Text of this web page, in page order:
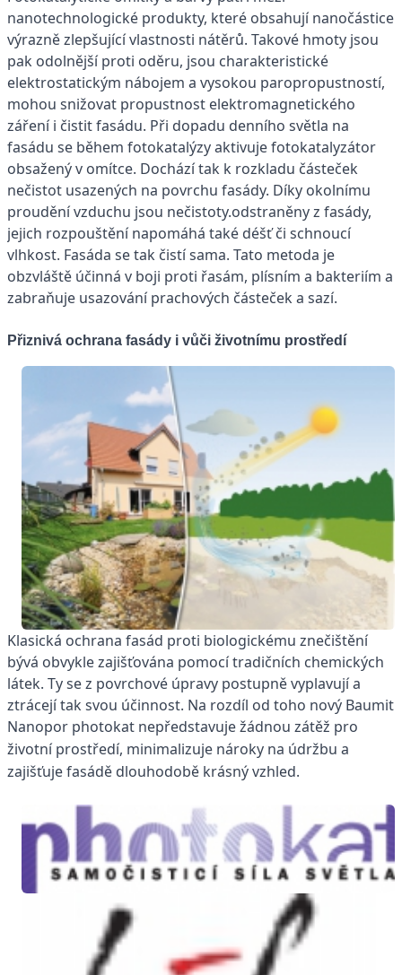
nanotechnologické produkty, které obsahují nanočástice
výrazně zlepšující vlastnosti nátěrů. Takové hmoty jsou
pak odolnější proti oděru, jsou charakteristické
elektrostatickým nábojem a vysokou paropropustností,
mohou snižovat propustnost elektromagnetického
záření i čistit fasádu. Při dopadu denního světla na
fasádu se během fotokatalýzy aktivuje fotokatalyzátor
obsažený v omítce. Dochází tak k rozkladu částeček
nečistot usazených na povrchu fasády. Díky okolnímu
proudění vzduchu jsou nečistoty.odstraněny z fasády,
jejich rozpouštění napomáhá také déšť či schnoucí
vlhkost. Fasáda se tak čistí sama. Tato metoda je
obzvláště účinná v boji proti řasám, plísním a bakteriím a
zabraňuje usazování prachových částeček a sazí.
Přiznivá ochrana fasády i vůči životnímu prostředí
Klasická ochrana fasád proti biologickému znečištění
bývá obvykle zajišťována pomocí tradičních chemických
látek. Ty se z povrchové úpravy postupně vyplavují a
ztrácejí tak svou účinnost. Na rozdíl od toho nový Baumit
Nanopor photokat nepředstavuje žádnou zátěž pro
životní prostředí, minimalizuje nároky na údržbu a
zajišťuje fasádě dlouhodobě krásný vzhled.